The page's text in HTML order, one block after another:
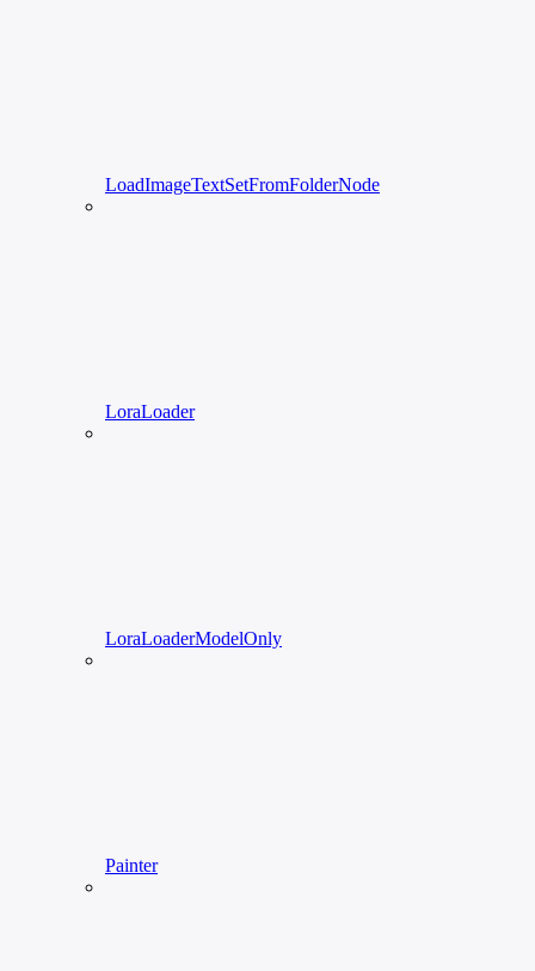
LoadImageTextSetFromFolderNode
LoraLoader
LoraLoaderModelOnly
Painter